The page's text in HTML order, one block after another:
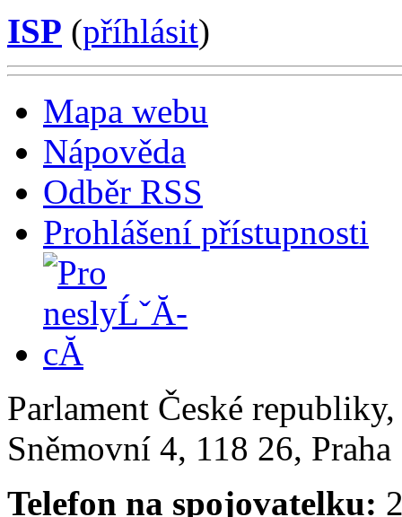
ISP (příhlásit)
Mapa webu
Nápověda
Odběr RSS
Prohlášení přístupnosti
Parlament České
Sněmovní 4, 118 26,
Telefon na spojovatelku: